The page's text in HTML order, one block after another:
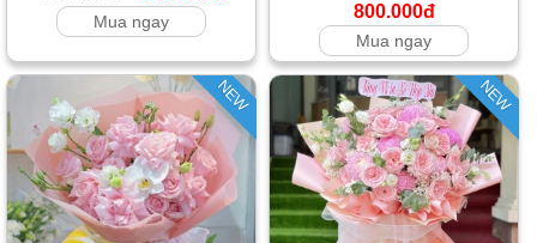
Mua ngay 800.000đ
Mua ngay
NEW NEW